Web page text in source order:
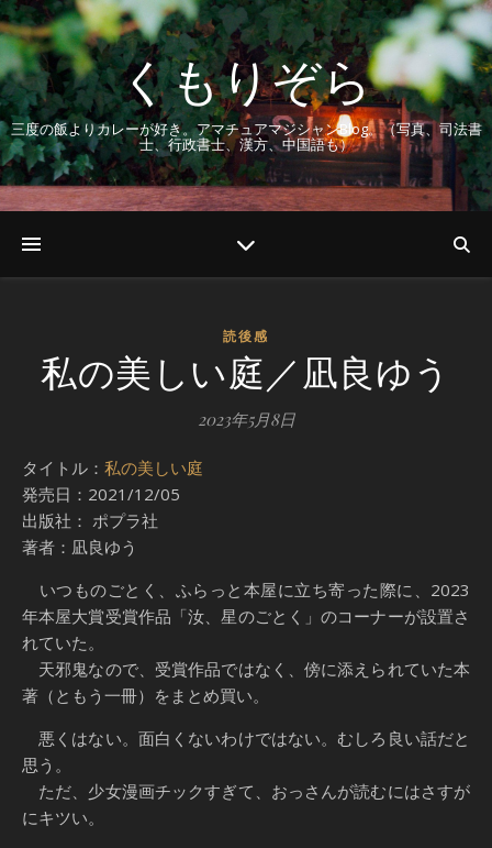
くもりぞら
三度の飯よりカレーが好き。アマチュアマジシャンBlog。（写真、司法書
士、行政書士、漢方、中国語も）
読後感
私の美しい庭／凪良ゆう
2023年5月8日
タイトル： 私の美しい庭
発売日：2021/12/05
出版社： ポプラ社
著者：凪良ゆう
いつものごとく、ふらっと本屋に立ち寄った際に、2023
年本屋大賞受賞作品「汝、星のごとく」のコーナーが設置さ
れていた。
天邪鬼なので、受賞作品ではなく、傍に添えられていた本
著（ともう一冊）をまとめ買い。
悪くはない。面白くないわけではない。むしろ良い話だと
思う。
ただ、少女漫画チックすぎて、おっさんが読むにはさすが
にキツい。